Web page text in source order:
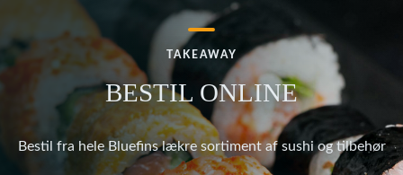
FORSIDE
BOOK BORD
KONTAKT
TAKEAWAY
BESTIL ONLINE
Bestil fra hele Bluefins lækre sortiment af sushi og tilbehør